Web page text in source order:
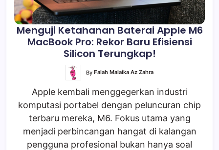
Menguji Ketahanan Baterai Apple M6
MacBook Pro: Rekor Baru Efisiensi
Silicon Terungkap!
By Falah Malaika Az Zahra
Apple kembali menggegerkan industri
komputasi portabel dengan peluncuran chip
terbaru mereka, M6. Fokus utama yang
menjadi perbincangan hangat di kalangan
pengguna profesional bukan hanya soal